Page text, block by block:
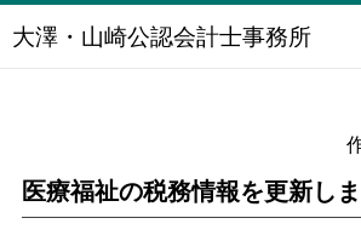
大澤・山崎公認会計士事務所
医療福祉の税務情報を更新し